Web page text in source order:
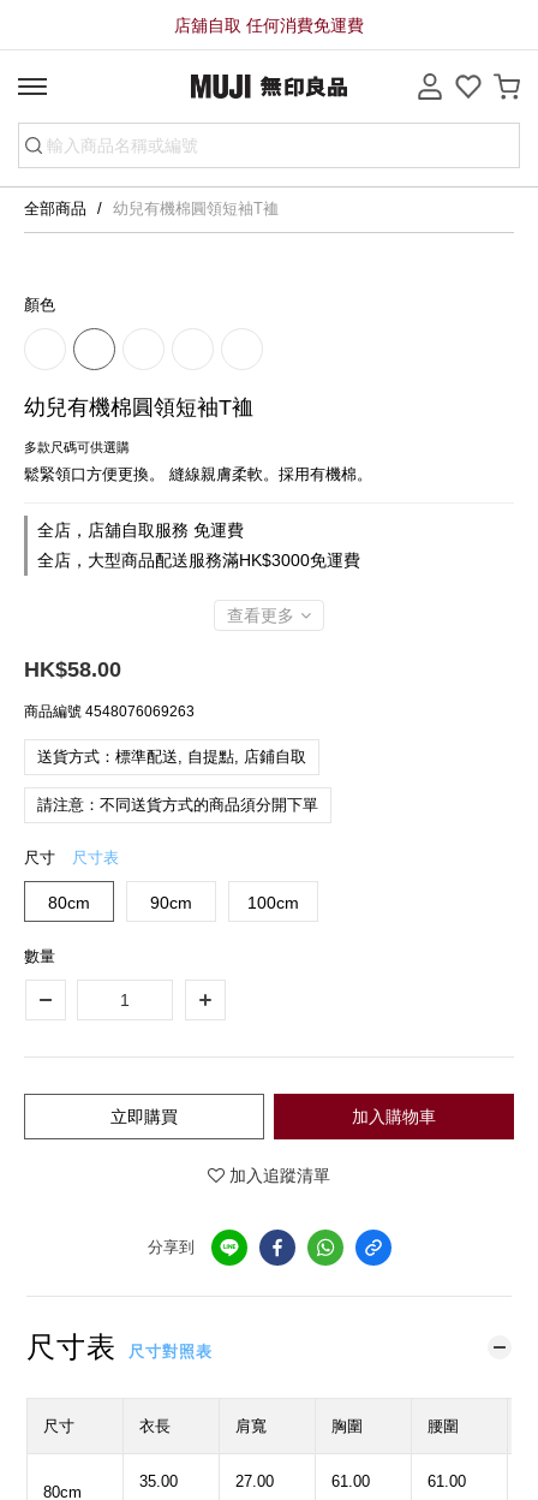
店舖自取 任何消費免運費
全部商品 幼兒有機棉圓領短袖T裇
顏色
幼兒有機棉圓領短袖T裇
多款尺碼可供選購
鬆緊領口方便更換。 縫線親膚柔軟。採用有機棉。
全店，店舖自取服務 免運費
全店，大型商品配送服務滿HK$3000免運費
查看更多
HK$58.00
商品編號 4548076069263
送貨方式：標準配送, 自提點, 店鋪自取
請注意：不同送貨方式的商品須分開下單
尺寸 尺寸表
80cm 90cm 100cm
數量
加入購物車
立即購買
加入追蹤清單
分享到
尺寸表 尺寸對照表
尺寸 衣長 肩寬 胸圍 腰圍
80cm
35.00
27.00
61.00
61.00